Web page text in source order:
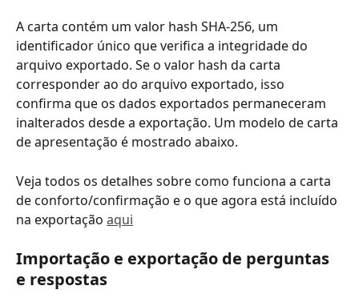
A carta contém um valor hash SHA-256, um
identificador único que verifica a integridade do
arquivo exportado. Se o valor hash da carta
corresponder ao do arquivo exportado, isso
confirma que os dados exportados permaneceram
inalterados desde a exportação. Um modelo de carta
de apresentação é mostrado abaixo.
Veja todos os detalhes sobre como funciona a carta
de conforto/confirmação e o que agora está incluído
na exportação aqui
Importação e exportação de perguntas
e respostas